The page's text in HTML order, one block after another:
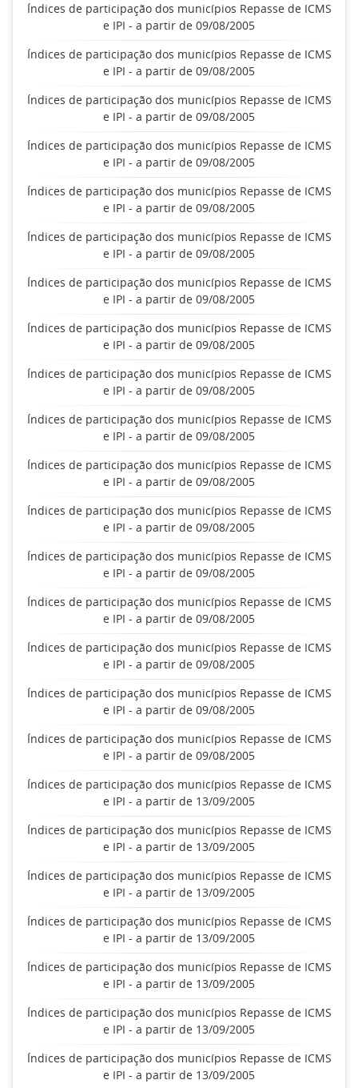
Índices de participação dos municípios Repasse de ICMS
e IPI - a partir de 09/08/2005
Índices de participação dos municípios Repasse de ICMS
e IPI - a partir de 09/08/2005
Índices de participação dos municípios Repasse de ICMS
e IPI - a partir de 09/08/2005
Índices de participação dos municípios Repasse de ICMS
e IPI - a partir de 09/08/2005
Índices de participação dos municípios Repasse de ICMS
e IPI - a partir de 09/08/2005
Índices de participação dos municípios Repasse de ICMS
e IPI - a partir de 09/08/2005
Índices de participação dos municípios Repasse de ICMS
e IPI - a partir de 09/08/2005
Índices de participação dos municípios Repasse de ICMS
e IPI - a partir de 09/08/2005
Índices de participação dos municípios Repasse de ICMS
e IPI - a partir de 09/08/2005
Índices de participação dos municípios Repasse de ICMS
e IPI - a partir de 09/08/2005
Índices de participação dos municípios Repasse de ICMS
e IPI - a partir de 09/08/2005
Índices de participação dos municípios Repasse de ICMS
e IPI - a partir de 09/08/2005
Índices de participação dos municípios Repasse de ICMS
e IPI - a partir de 09/08/2005
Índices de participação dos municípios Repasse de ICMS
e IPI - a partir de 09/08/2005
Índices de participação dos municípios Repasse de ICMS
e IPI - a partir de 09/08/2005
Índices de participação dos municípios Repasse de ICMS
e IPI - a partir de 09/08/2005
Índices de participação dos municípios Repasse de ICMS
e IPI - a partir de 09/08/2005
Índices de participação dos municípios Repasse de ICMS
e IPI - a partir de 13/09/2005
Índices de participação dos municípios Repasse de ICMS
e IPI - a partir de 13/09/2005
Índices de participação dos municípios Repasse de ICMS
e IPI - a partir de 13/09/2005
Índices de participação dos municípios Repasse de ICMS
e IPI - a partir de 13/09/2005
Índices de participação dos municípios Repasse de ICMS
e IPI - a partir de 13/09/2005
Índices de participação dos municípios Repasse de ICMS
e IPI - a partir de 13/09/2005
Índices de participação dos municípios Repasse de ICMS
e IPI - a partir de 13/09/2005